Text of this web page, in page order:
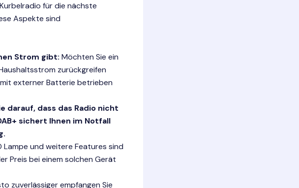
für die nächste
Aspekte sind
Strom gibt: Möchten Sie ein
zurückgreifen
externer Batterie betrieben
darauf, dass das Radio nicht
sichert Ihnen im Notfall
Lampe und weitere Features sind
Preis bei einem solchen Gerät
zuverlässiger empfangen Sie